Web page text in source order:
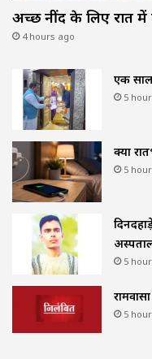
अच्छी नींद के लिए रात
4 hours ago
एक साल
5
क्या
5
5
5